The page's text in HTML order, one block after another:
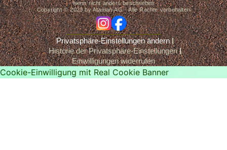
wenn nicht anders beschrieben
Copyright © 2023 by Ataman-AG - Alle Rechte vorbehalten
igfb
Privatsphäre-Einstellungen ändern
Historie der Privatsphäre-Einstellungen
Einwilligungen widerrufen
Cookie-Einwilligung mit Real Cookie Banner